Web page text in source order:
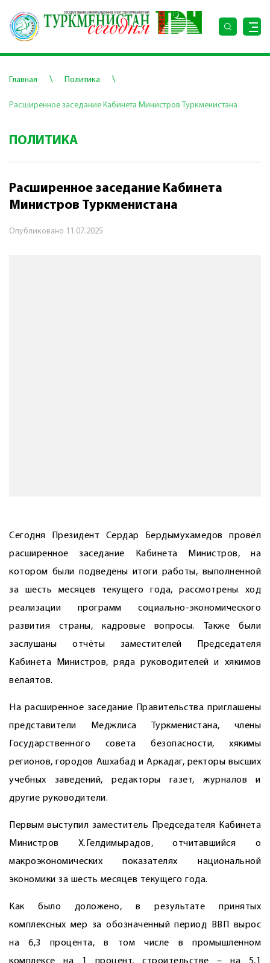
Главная \ Политика \
Расширенное заседание Кабинета Министров Туркменистана
ПОЛИТИКА
Расширенное заседание Кабинета
Министров Туркменистана
Опубликовано 11.07.2025
Сегодня Президент Сердар Бердымухамедов провёл
расширенное заседание Кабинета Министров, на
котором были подведены итоги работы, выполненной
за шесть месяцев текущего года, рассмотрены ход
реализации программ социально-экономического
развития страны, кадровые вопросы. Также были
заслушаны отчёты заместителей Председателя
Кабинета Министров, ряда руководителей и хякимов
велаятов.
На расширенное заседание Правительства приглашены
представители Меджлиса Туркменистана, члены
Государственного совета безопасности, хякимы
регионов, городов Ашхабад и Аркадаг, ректоры высших
учебных заведений, редакторы газет, журналов и
другие руководители.
Первым выступил заместитель Председателя Кабинета
Министров Х.Гелдимырадов, отчитавшийся о
макроэкономических показателях национальной
экономики за шесть месяцев текущего года.
Как было доложено, в результате принятых
комплексных мер за обозначенный период ВВП вырос
на 6,3 процента, в том числе в промышленном